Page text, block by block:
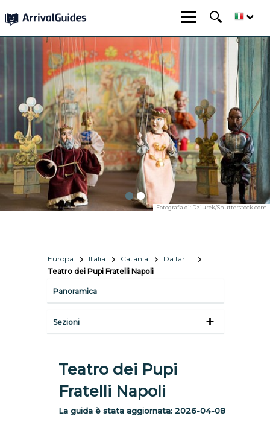
Fotografia di: Dziurek/Shutterstock.com
Europa Italia Catania
Da fare e vedere
Teatro dei Pupi Fratelli Napoli
Panoramica
Sezioni
Teatro dei Pupi
Fratelli Napoli
La guida è stata aggiornata: 2026-04-08